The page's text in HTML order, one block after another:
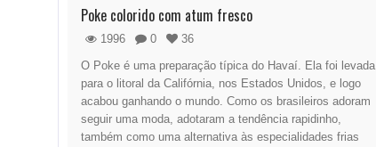
Poke colorido com atum fresco
1996 0
36
O Poke é uma preparação típica do Havaí. Ela foi levada
para o litoral da Califórnia, nos Estados Unidos, e logo
acabou ganhando o mundo. Como os brasileiros adoram
seguir uma moda, adotaram a tendência rapidinho,
também como uma alternativa às especialidades frias